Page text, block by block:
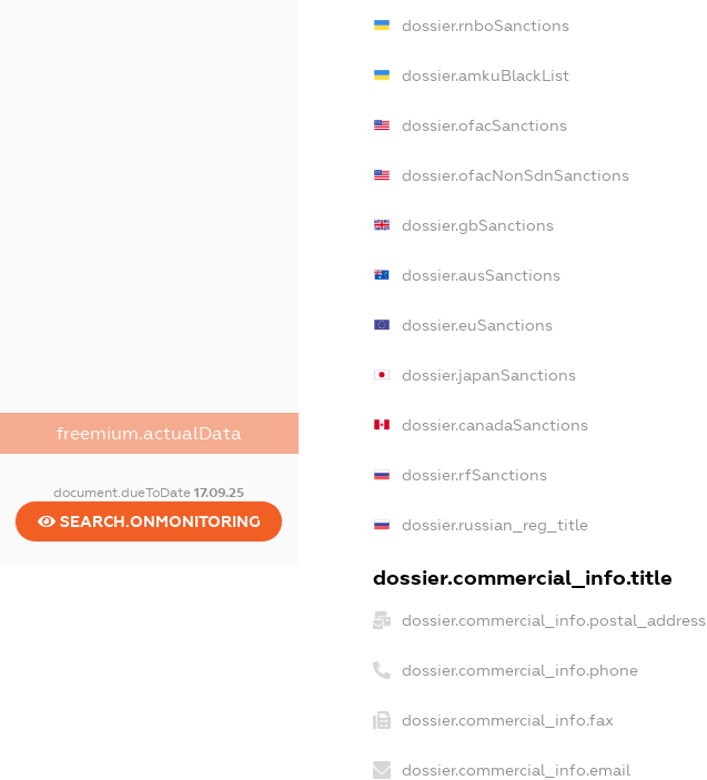
freemium.actualData
document.dueToDate17.09.25
SEARCH.ONMONITORING
dossier.rnboSanctions
dossier.amkuBlackList
dossier.ofacSanctions
dossier.ofacNonSdnSanctions
dossier.gbSanctions
dossier.ausSanctions
dossier.euSanctions
dossier.japanSanctions
dossier.canadaSanctions
dossier.rfSanctions
dossier.russian_reg_title
dossier.commercial_info.title
dossier.commercial_info.postal_address
dossier.commercial_info.phone
dossier.commercial_info.fax
dossier.commercial_info.email